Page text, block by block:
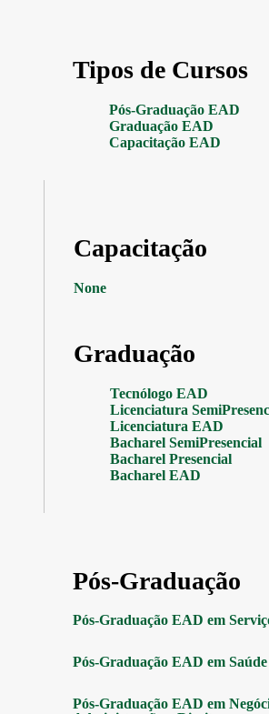
Tipos de Cursos
Pós-Graduação EAD
Graduação EAD
Capacitação EAD
Capacitação
None
Graduação
Tecnólogo EAD
Licenciatura
Licenciatura EAD
Bacharel SemiPresencial
Bacharel Presencial
Bacharel EAD
Pós-Graduação
Pós-Graduação EAD em
Pós-Graduação EAD em
Pós-Graduação EAD em